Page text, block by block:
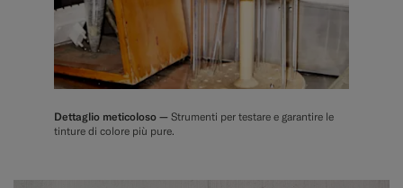
Dettaglio meticoloso — Strumenti per testare e garantire le
tinture di colore più pure.